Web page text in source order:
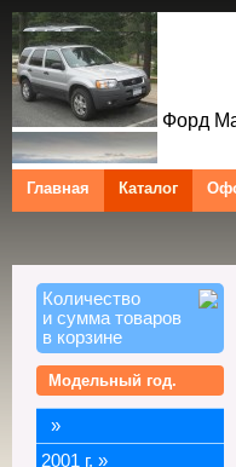
Форд
Ford
Tribute Ford
Главная Каталог
Количество
и сумма товаров
в корзине
Модельный год.
»
2001 г. »